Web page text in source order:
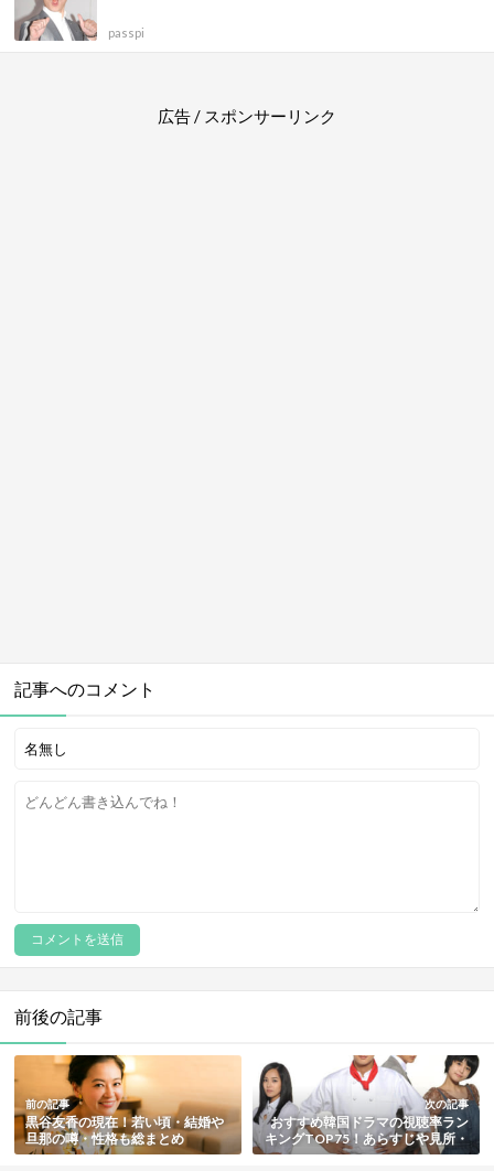
passpi
広告 / スポンサーリンク
記事へのコメント
前後の記事
前の記事
黒谷友香の現在！若い頃・結婚や
旦那の噂・性格も総まとめ
次の記事
おすすめ韓国ドラマの視聴率ラン
キングTOP75！あらすじや見所・
出演者も総まとめ